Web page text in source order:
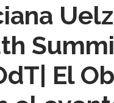
El